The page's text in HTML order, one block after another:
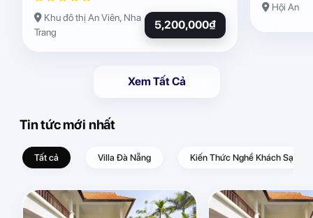
Khu đô thị An Viên, Nha
Trang
5,200,000₫
Hội An
Xem Tất Cả
Tin tức mới nhất
Tất cả Villa Đà Nẵng Kiến Thức Nghề Khách Sạn –